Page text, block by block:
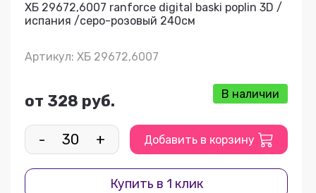
ХБ 29672,6007 ranforce digital baski poplin 3D /
испания /серо-розовый 240см
Артикул: ХБ 29672,6007
от 328 руб. В наличии
- + Добавить в корзину
Купить в 1 клик